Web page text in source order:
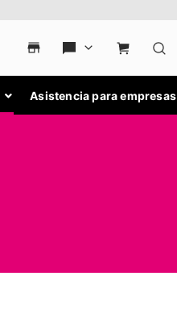
Asistencia para empresas